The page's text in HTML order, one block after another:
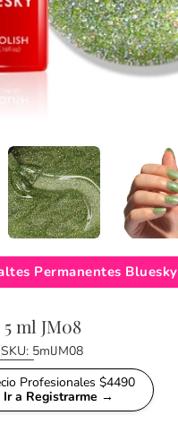
Permanentes Bluesky
ml JM08
SKU: 5mlJM08
Profesionales $4490
Ir a Registrarme →